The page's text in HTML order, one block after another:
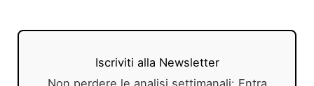
Iscriviti alla Newsletter